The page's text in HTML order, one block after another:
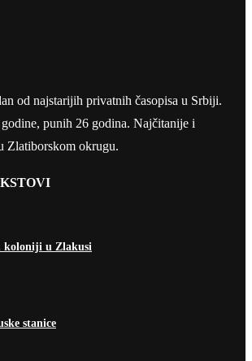
od najstarijih privatnih časopisa u Srbiji.
punih 26 godina. Najčitanije i
Zlatiborskom okrugu.
koloniji u Zlakusi
stanice